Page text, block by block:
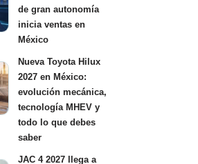
de gran autonomía
inicia ventas en
México
Nueva Toyota Hilux
2027 en México:
evolución mecánica,
tecnología MHEV y
todo lo que debes
saber
JAC 4 2027 llega a